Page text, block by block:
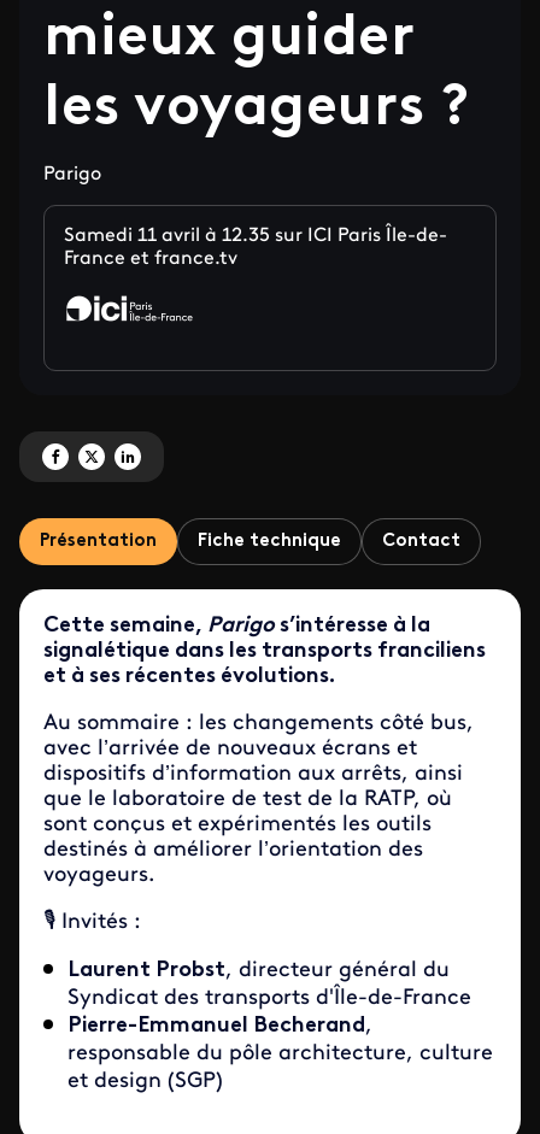
mieux guider
les voyageurs ?
Parigo
Samedi 11 avril à 12.35 sur ICI Paris Île-de-
France et france.tv
Partagez 'Signalétique : comment mieux guider les voyageurs ?' sur
Partagez 'Signalétique : comment mieux guider les voyageurs ?' sur X
Partagez 'Signalétique : comment mieux guider les voyageurs ?'
Présentation Fiche technique Contact
Cette semaine, Parigos’intéresse à la
signalétique dans les transports franciliens
et à ses récentes évolutions.
Au sommaire : les changements côté bus,
avec l’arrivée de nouveaux écrans et
dispositifs d’information aux arrêts, ainsi
que le laboratoire de test de la RATP, où
sont conçus et expérimentés les outils
destinés à améliorer l’orientation des
voyageurs.
🎙 Invités :
Laurent Probst, directeur général du
Syndicat des transports d'Île-de-France
Pierre-Emmanuel Becherand,
responsable du pôle architecture, culture
et design (SGP)